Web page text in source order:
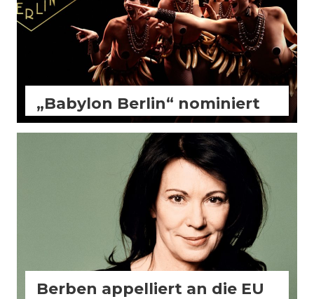
„Babylon Berlin“ nominiert
Slider
Berben appelliert an die EU